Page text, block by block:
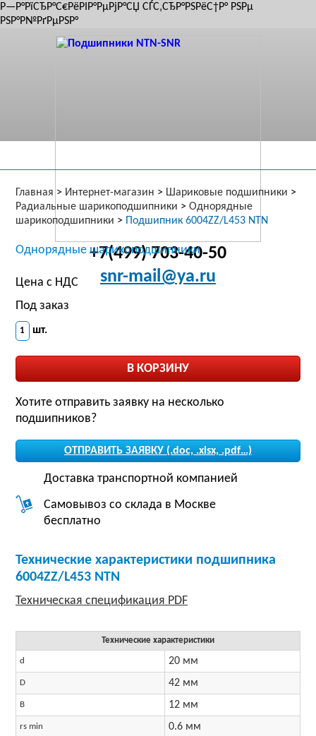
Р—Р°РїСЂР°С€РёРІР°РµРјР°СЏ СЃС‚СЂР°РЅРёС†Р° РЅРµ
РЅР°Р№РґРµРЅР°
+7(499) 703-40-50
snr-mail@ya.ru
Главная > Интернет-магазин > Шариковые подшипники >
Радиальные шарикоподшипники > Однорядные
шарикоподшипники > Подшипник 6004ZZ/L453 NTN
Однорядные шарикоподшипники
Цена с НДС
Под заказ
шт.
Хотите отправить заявку на несколько
подшипников?
ОТПРАВИТЬ ЗАЯВКУ (.doc, .xlsx, .pdf…)
Доставка транспортной компанией
Самовывоз со склада в Москве
бесплатно
Технические характеристики подшипника
6004ZZ/L453 NTN
Технические характеристики
d 20 мм
D 42 мм
B 12 мм
rs min 0.6 мм